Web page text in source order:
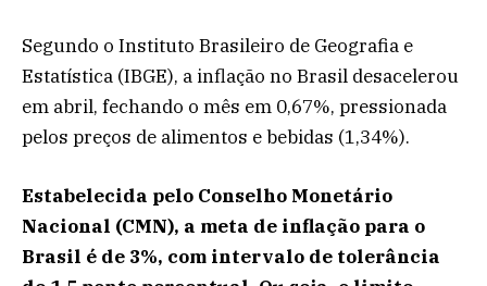
Segundo o Instituto Brasileiro de Geografia e
Estatística (IBGE), a inflação no Brasil desacelerou
em abril, fechando o mês em 0,67%, pressionada
pelos preços de alimentos e bebidas (1,34%).
Estabelecida pelo Conselho Monetário
Nacional (CMN), a meta de inflação para o
Brasil é de 3%, com intervalo de tolerância